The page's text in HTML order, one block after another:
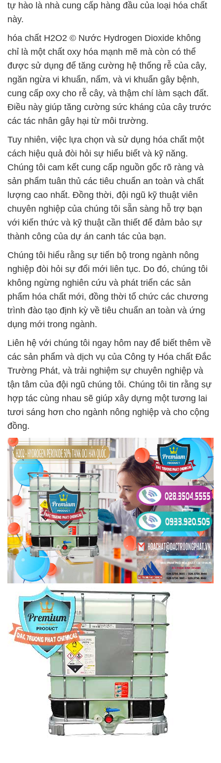
tự hào là nhà cung cấp hàng đầu của loại hóa chất
này.
hóa chất H2O2 © Nước Hydrogen Dioxide không
chỉ là một chất oxy hóa mạnh mẽ mà còn có thể
được sử dụng để tăng cường hệ thống rễ của cây,
ngăn ngừa vi khuẩn, nấm, và vi khuẩn gây bệnh,
cung cấp oxy cho rễ cây, và thậm chí làm sạch đất.
Điều này giúp tăng cường sức kháng của cây trước
các tác nhân gây hại từ môi trường.
Tuy nhiên, việc lựa chọn và sử dụng hóa chất một
cách hiệu quả đòi hỏi sự hiểu biết và kỹ năng.
Chúng tôi cam kết cung cấp nguồn gốc rõ ràng và
sản phẩm tuân thủ các tiêu chuẩn an toàn và chất
lượng cao nhất. Đồng thời, đội ngũ kỹ thuật viên
chuyên nghiệp của chúng tôi sẵn sàng hỗ trợ bạn
với kiến thức và kỹ thuật cần thiết để đảm bảo sự
thành công của dự án canh tác của bạn.
Chúng tôi hiểu rằng sự tiến bộ trong ngành nông
nghiệp đòi hỏi sự đổi mới liên tục. Do đó, chúng tôi
không ngừng nghiên cứu và phát triển các sản
phẩm hóa chất mới, đồng thời tổ chức các chương
trình đào tạo định kỳ về tiêu chuẩn an toàn và ứng
dụng mới trong ngành.
Liên hệ với chúng tôi ngay hôm nay để biết thêm về
các sản phẩm và dịch vụ của Công ty Hóa chất Đắc
Trường Phát, và trải nghiệm sự chuyên nghiệp và
tận tâm của đội ngũ chúng tôi. Chúng tôi tin rằng sự
hợp tác cùng nhau sẽ giúp xây dựng một tương lai
tươi sáng hơn cho ngành nông nghiệp và cho cộng
đồng.